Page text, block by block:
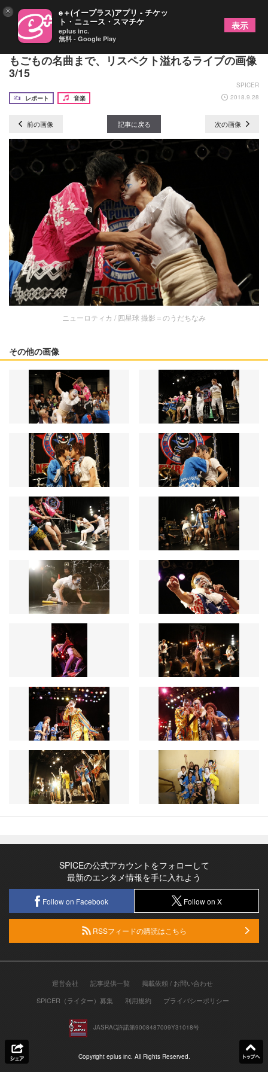
ニューロティカ × 四星球 爆笑の運動会から悲喜こ
もごもの名曲まで、リスペクト溢れるライブの画像
3/15
SPICER
レポート
音楽 2018.9.28
前の画像 記事に戻る 次の画像
ニューロティカ / 四星球 撮影＝のうだちなみ
その他の画像
SPICEの公式アカウントをフォローして
最新のエンタメ情報を手に入れよう
Follow on Facebook Follow on X
RSSフィードの購読はこちら
運営会社 記事提供一覧
掲載依頼 / お問い合わせ
SPICER（ライター）募集
利用規約 プライバシーポリシー
JASRAC許諾第9008487009Y31018号
Copyright eplus inc. All Rights Reserved.
× e＋(イープラス)アプリ - チケッ
ト・ニュース・スマチケ
eplus inc.
無料 - Google Play
表示